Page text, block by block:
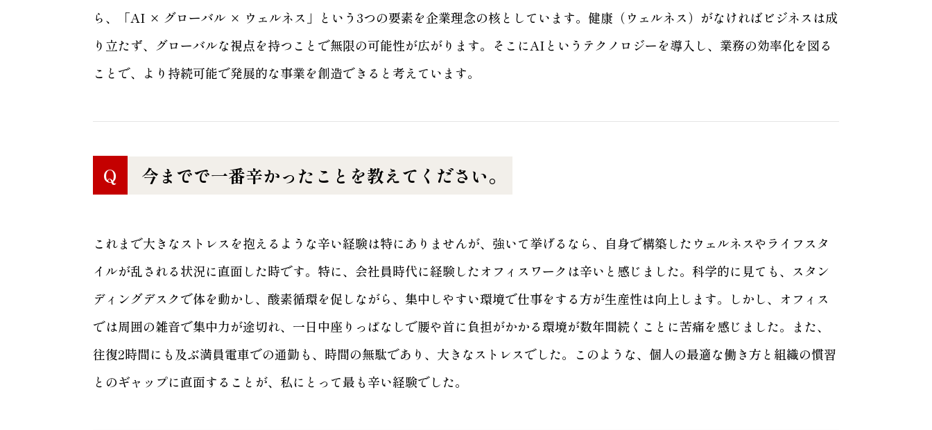
ら、「AI × グローバル × ウェルネス」という3つの要素を企業理念の核としています。健康（ウェルネス）がなければビジネスは成
り立たず、グローバルな視点を持つことで無限の可能性が広がります。そこにAIというテクノロジーを導入し、業務の効率化を図る
ことで、より持続可能で発展的な事業を創造できると考えています。
Q 今までで一番辛かったことを教えてください。
これまで大きなストレスを抱えるような辛い経験は特にありませんが、強いて挙げるなら、自身で構築したウェルネスやライフスタ
イルが乱される状況に直面した時です。特に、会社員時代に経験したオフィスワークは辛いと感じました。科学的に見ても、スタン
ディングデスクで体を動かし、酸素循環を促しながら、集中しやすい環境で仕事をする方が生産性は向上します。しかし、オフィス
では周囲の雑音で集中力が途切れ、一日中座りっぱなしで腰や首に負担がかかる環境が数年間続くことに苦痛を感じました。また、
往復2時間にも及ぶ満員電車での通勤も、時間の無駄であり、大きなストレスでした。このような、個人の最適な働き方と組織の慣習
とのギャップに直面することが、私にとって最も辛い経験でした。